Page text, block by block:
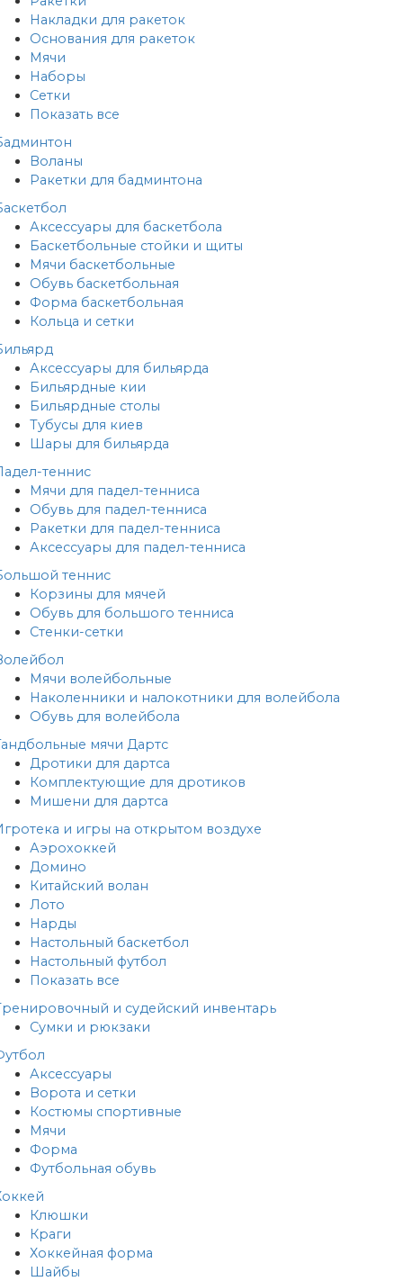
Накладки для ракеток
Основания для ракеток
Мячи
Наборы
Сетки
Показать все
Воланы
Ракетки для бадминтона
Аксессуары для баскетбола
Баскетбольные стойки и щиты
Мячи баскетбольные
Обувь баскетбольная
Форма баскетбольная
Кольца и сетки
Аксессуары для бильярда
Бильярдные кии
Бильярдные столы
Тубусы для киев
Шары для бильярда
теннис
Мячи для падел-тенниса
Обувь для падел-тенниса
Ракетки для падел-тенниса
Аксессуары для падел-тенниса
теннис
Корзины для мячей
Обувь для большого тенниса
Стенки-сетки
Мячи волейбольные
Наколенники и налокотники для волейбола
Обувь для волейбола
мячи Дартс
Дротики для дартса
Комплектующие для дротиков
Мишени для дартса
и игры на открытом воздухе
Аэрохоккей
Домино
Китайский волан
Лото
Нарды
Настольный баскетбол
Настольный футбол
Показать все
и судейский инвентарь
Сумки и рюкзаки
Аксессуары
Ворота и сетки
Костюмы спортивные
Мячи
Форма
Футбольная обувь
Клюшки
Краги
Хоккейная форма
Шайбы